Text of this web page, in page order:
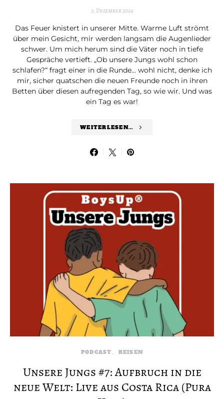
2. Dezember 2024
Das Feuer knistert in unserer Mitte. Warme Luft strömt
über mein Gesicht, mir werden langsam die Augenlieder
schwer. Um mich herum sind die Väter noch in tiefe
Gespräche vertieft. „Ob unsere Jungs wohl schon
schlafen?“ fragt einer in die Runde… wohl nicht, denke ich
mir, sicher quatschen die neuen Freunde noch in ihren
Betten über diesen aufregenden Tag, so wie wir. Und was
ein Tag es war!
WEITERLESEN...
PODCAST REISEN
Unsere Jungs #7: Aufbruch in die
neue Welt: Live aus Costa Rica (Pura